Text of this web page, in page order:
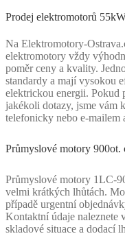
Prodej elektromotorů
Na Elektromotory-
elektromotory vždy
poměr ceny a kvality.
standardy a mají vysokou
elektrickou energii. Pokud
jakékoli dotazy, jsme vám
telefonicky nebo e-mailem
Průmyslové motory 900ot.
Průmyslové motory 1LC-
velmi krátkých lhůtách.
případě urgentní
Kontaktní údaje naleznete
skladové situace a dodací